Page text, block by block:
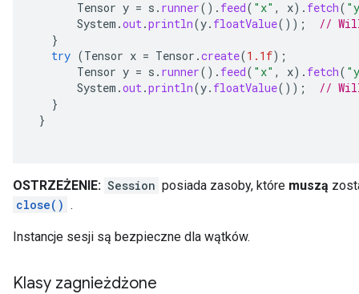
Tensor y = s . runner(). feed( "x" , x). fetch(
System .out.println(y. floatValue());
//
}
try (Tensor x = Tensor .create(1.1f);
Tensor y = s . runner(). feed( "x" , x). fetch(
System .out.println(y. floatValue());
//
}
}
OSTRZEŻENIE: Session posiada zasoby, które muszą
close() .
Instancje sesji są bezpieczne dla wątków.
Klasy zagnieżdżone